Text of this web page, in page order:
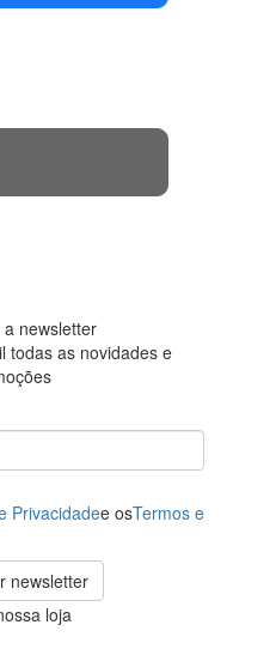
newsletter
todas as novidades e
Privacidadee osTermos e
newsletter
loja